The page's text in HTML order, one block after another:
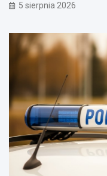
5 sierpnia 2026